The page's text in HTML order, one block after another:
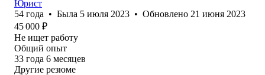
Юрист
54 года • Была 5 июля 2023 • Обновлено 21 июня 2023
45 000 ₽
Не ищет работу
Общий опыт
33 года 6 месяцев
Другие резюме